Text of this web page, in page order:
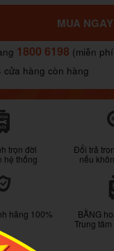
MUA
1800 6198 (miễn
cửa hàng còn hàng
trọn đời
hệ thống
Đổi trả
nếu
hãng 100%
BẰNG
Trung